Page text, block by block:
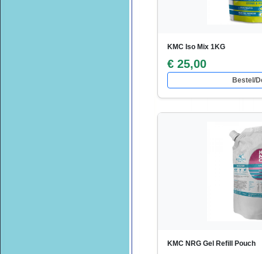
KMC Iso Mix 1KG
€ 25,00
Bestel/
KMC NRG Gel Refill Pouch